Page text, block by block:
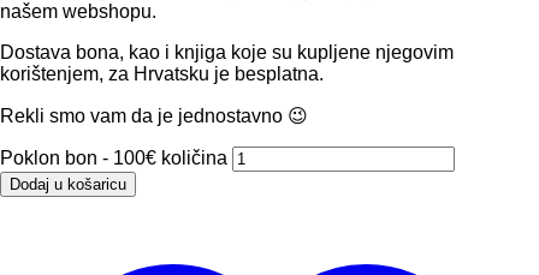
našem webshopu.
Dostava bona, kao i knjiga koje su kupljene njegovim
korištenjem, za Hrvatsku je besplatna.
Rekli smo vam da je jednostavno 😉
Poklon bon - 100€ količina
Dodaj u košaricu